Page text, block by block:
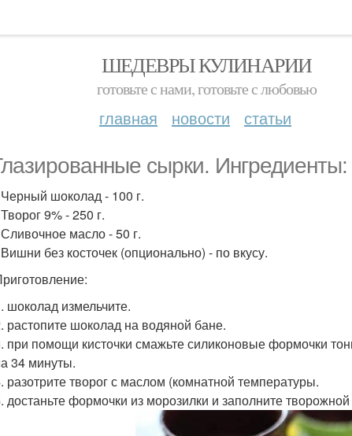
ШЕДЕВРЫ КУЛИНАРИИ
готовьте с нами, готовьте с любовью
главная новости статьи
сырки. Ингредиенты:
шоколад - 100 г.
9% - 250 г.
масло - 50 г.
без косточек (опционально) - по вкусу.
шоколад измельчите.
растопите шоколад на водяной бане.
при помощи кисточки смажьте силиконовые формочки
34 минуты.
разотрите творог с маслом (комнатной температуры.
достаньте формочки из морозилки и заполните